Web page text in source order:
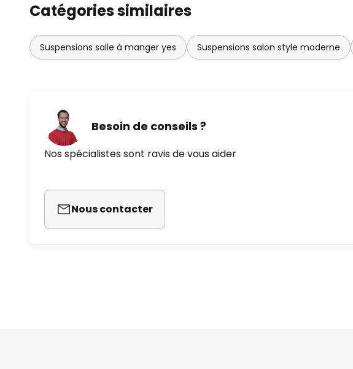
Catégories similaires
Suspensions salle à manger yes Suspensions salon style moderne
Besoin de conseils ?
Nos spécialistes sont ravis de vous aider
Nous contacter